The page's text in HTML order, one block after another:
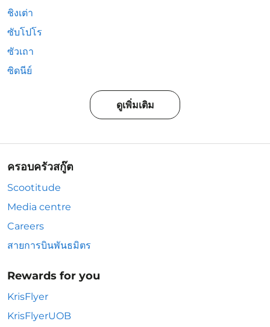
ชิงเต่า
ซับโปโร
ซัวเถา
ซิดนีย์
ดูเพิ่มเติม
ครอบครัวสกู๊ต
Scootitude
Media centre
Careers
สายการบินพันธมิตร
Rewards for you
KrisFlyer
KrisFlyerUOB